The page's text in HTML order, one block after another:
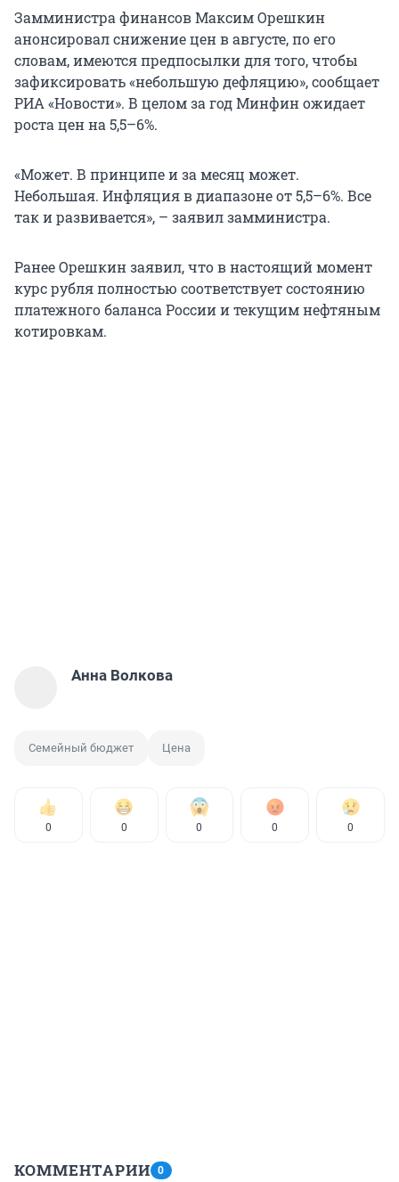
Замминистра финансов Максим Орешкин
анонсировал снижение цен в августе, по его
словам, имеются предпосылки для того, чтобы
зафиксировать «небольшую дефляцию», сообщает
РИА «Новости». В целом за год Минфин ожидает
роста цен на 5,5–6%.
«Может. В принципе и за месяц может.
Небольшая. Инфляция в диапазоне от 5,5–6%. Все
так и развивается», – заявил замминистра.
Ранее Орешкин заявил, что в настоящий момент
курс рубля полностью соответствует состоянию
платежного баланса России и текущим нефтяным
котировкам.
Анна Волкова
Семейный бюджет Цена
0 0 0 0 0
КОММЕНТАРИИ 0